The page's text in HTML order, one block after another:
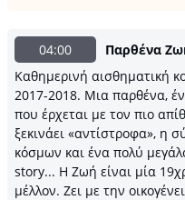
04:00
Παρθένα
Καθημερινή αισθηματική
2017-2018. Μια παρθένα,
που έρχεται με τον πιο
ξεκινάει «αντίστροφα», η
κόσμων και ένα πολύ
story... Η Ζωή είναι μία
μέλλον. Ζει με την